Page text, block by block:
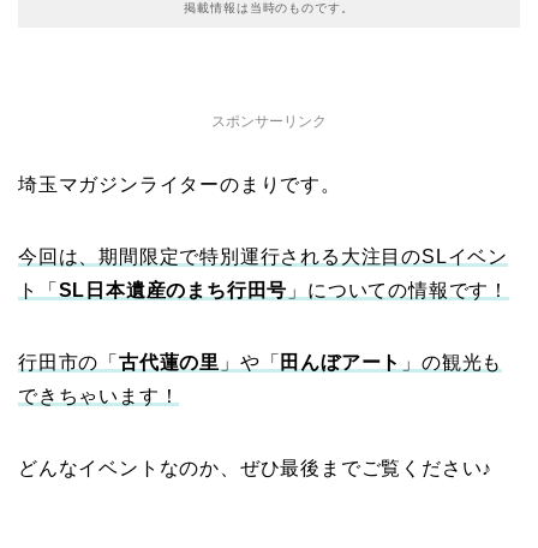
掲載情報は当時のものです。
スポンサーリンク
埼玉マガジンライターのまりです。
今回は、期間限定で特別運行される大注目のSLイベン
ト「 SL日本遺産のまち行田号 」についての情報です！
行田市の「 古代蓮の里 」や「 田んぼアート 」の観光も
できちゃいます！
どんなイベントなのか、ぜひ最後までご覧ください♪